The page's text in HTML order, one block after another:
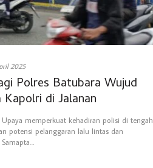
2025
Polres Batubara Wujud
di Jalanan
Upaya memperkuat kehadiran polisi di tengah
potensi pelanggaran lalu lintas dan